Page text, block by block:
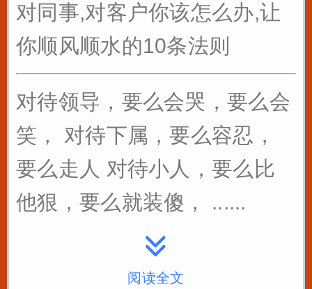
对同事,对客户你该怎么办,让
你顺风顺水的10条法则
对待领导，要么会哭，要么会
笑， 对待下属，要么容忍，
要么走人 对待小人，要么比
他狠，要么就装傻， ......
阅读全文